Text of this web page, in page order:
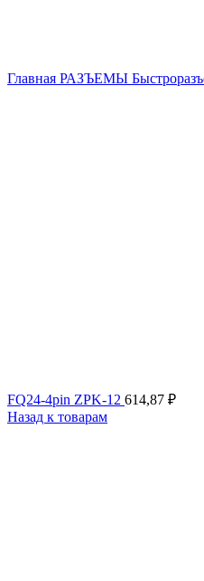
Главная РАЗЪЕМЫ
FQ24-4pin ZPK-12 614,87 ₽
Назад к товарам